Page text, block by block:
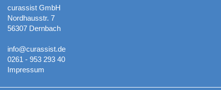
curassist GmbH
Nordhausstr. 7
56307 Dernbach
info@curassist.de
0261 - 953 293 40
Impressum